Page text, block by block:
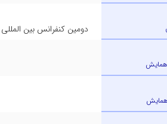
دومین کنفرانس بین
همایش